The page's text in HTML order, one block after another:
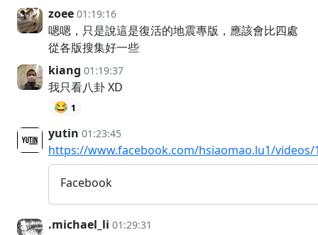
zoee 01:19:16
嗯嗯，只是說這是復活的地震專版，應該會比四處
從各版搜集好一些
kiang 01:19:37
我只看八卦 XD
😂 1
yutin 01:23:45
https://www.facebook.com/hsiaomao.lu1/videos/
Facebook
.michael_li 01:29:31